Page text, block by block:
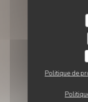
Politique de